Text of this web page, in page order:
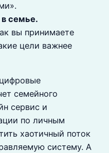
семье.
вы принимаете
цели важнее
семейного
сервис и
по личным
хаотичный поток
систему. А